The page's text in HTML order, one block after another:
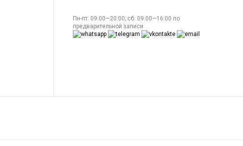
Пн-пт: 09:00—20:00; сб: 09:00—16:00 по
предварительной записи